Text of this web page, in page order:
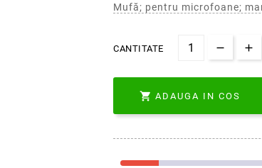
Mufă; pentru microfoane;
CANTITATE
 ADAUGA IN COS